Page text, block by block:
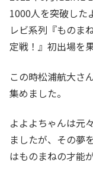
1000人を突破した
レビ系列『ものま
定戦！』初出場を
この時松浦航大さ
集めました。
よよよちゃんは元
ましたが、その夢
はものまねの才能